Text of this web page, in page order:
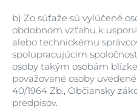
b) Zo súťaže sú vylúčené
obdobnom vzťahu k
alebo technickému
spolupracujúcim
osoby takým osobám
považované osoby uvedené
40/1964 Zb., Občiansky
predpisov.